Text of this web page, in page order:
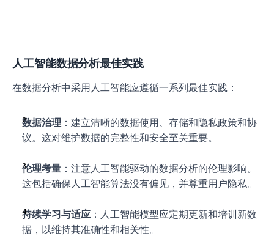
人工智能数据分析最佳实践
在数据分析中采用人工智能应遵循一系列最佳实践：
数据治理 ：建立清晰的数据使用、存储和隐私政策和协
议。这对维护数据的完整性和安全至关重要。
伦理考量 ：注意人工智能驱动的数据分析的伦理影响。
这包括确保人工智能算法没有偏见，并尊重用户隐私。
持续学习与适应 ：人工智能模型应定期更新和培训新数
据，以维持其准确性和相关性。